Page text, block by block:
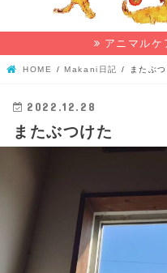
アニマル
HOME Makani日記 またぶ
2022.12.28
またぶつけた